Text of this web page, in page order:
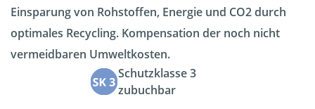
Einsparung von Rohstoffen, Energie und CO2 durch
optimales Recycling. Kompensation der noch nicht
vermeidbaren Umweltkosten.
Schutzklasse 3
zubuchbar